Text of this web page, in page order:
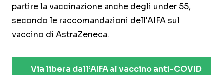
partire la vaccinazione anche degli under 55,
secondo le raccomandazioni dell'AIFA sul
vaccino di AstraZeneca.
Via libera dall’AIFA al vaccino anti-COVID